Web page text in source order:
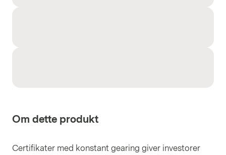
Om dette produkt
Certifikater med konstant gearing giver investorer